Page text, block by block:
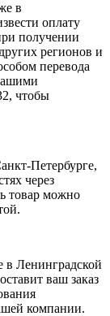
в
оплату
получении
регионов и
перевода
чтобы
Петербурге,
через
товар можно
в Ленинградской
ваш заказ
компании.